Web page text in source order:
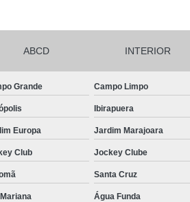
Lembrancinha Batismo
de Batizado para Padrinhos
de Batizado Simples
Trufado Chocolate
Mini
Trufado Artesanal
Panetone
Panetone Trufado Caseiro
ABCD INTERIOR
Grande Campo Limpo
Ibirapuera
Europa Jardim Marajoara
Club Jockey Clube
Santa Cruz
Água Funda